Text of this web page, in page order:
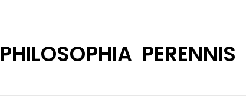
PHILOSOPHIA PERENNIS